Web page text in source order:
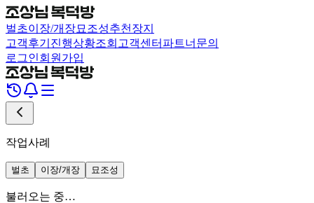
벌초이장/개장묘조성추천장지
고객후기 진행상황조회 고객센터 파트너문의
로그인회원가입
작업사례
벌초 이장/개장 묘조성
불러오는 중…